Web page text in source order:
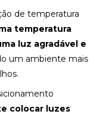
de temperatura
temperatura
luz agradável e
um ambiente mais
colocar luzes